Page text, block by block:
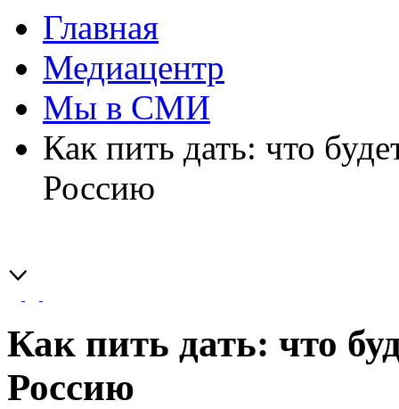
Главная
Медиацентр
Мы в СМИ
Как пить дать: что
Россию
Как пить дать: что
Россию